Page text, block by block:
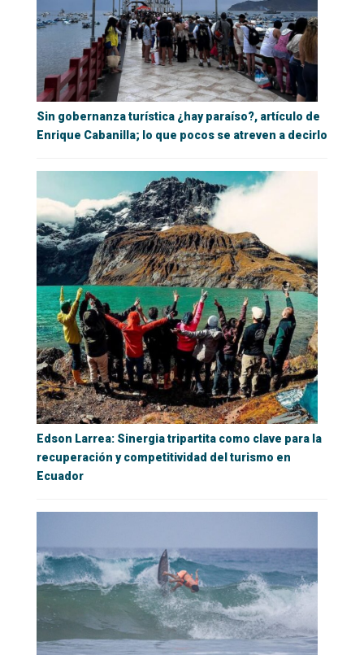
Sin gobernanza turística ¿hay paraíso?, artículo de
Enrique Cabanilla; lo que pocos se atreven a decirlo
Edson Larrea: Sinergia tripartita como clave para la
recuperación y competitividad del turismo en
Ecuador